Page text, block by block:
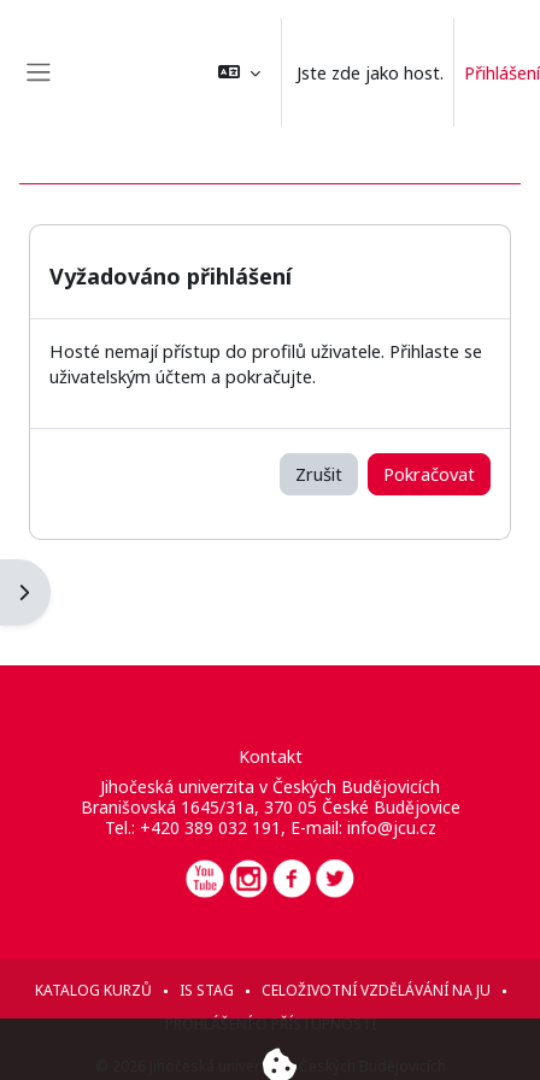
Jste zde jako host. Přihlášení
Otevřít panel bloku
Vyžadováno přihlášení
Hosté nemají přístup do profilů uživatele. Přihlaste se
uživatelským účtem a pokračujte.
Zrušit Pokračovat
Kontakt
Jihočeská univerzita v Českých Budějovicích
Branišovská 1645/31a, 370 05 České Budějovice
Tel.: +420 389 032 191, E-mail: info@jcu.cz
KATALOG KURZŮ IS STAG
CELOŽIVOTNÍ VZDĚLÁVÁNÍ NA JU
PROHLÁŠENÍ O PŘÍSTUPNOSTI
© 2026 Jihočeská univerzita v Českých Budějovicích